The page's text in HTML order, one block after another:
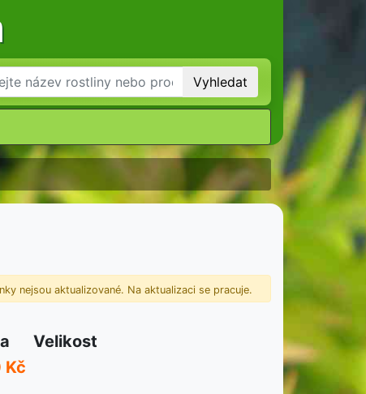
Vyhledat
nejsou aktualizované. Na aktualizaci se pracuje.
Velikost
Kč